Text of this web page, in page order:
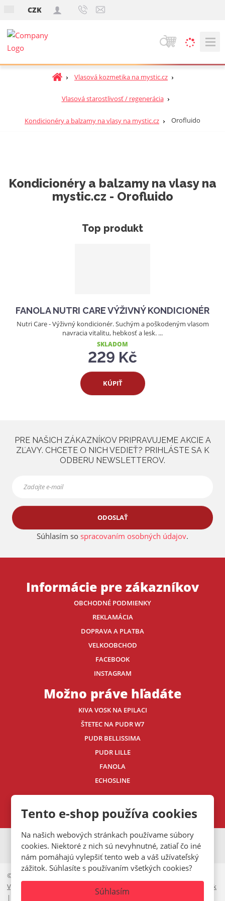
Tento e-shop používa cookies
Na našich webových stránkach používame súbory
cookies. Niektoré z nich sú nevyhnutné, zatiaľ čo iné
nám pomáhajú vylepšiť tento web a váš užívateľský
zážitok. Súhlasíte s používaním všetkých cookies?
Súhlasím
CZK
V
h
á
e
Ú
o
n
n
a
Vlasová kozmetika na mystic.cz
Vlasová starostlivosť / regenerácia
Kondicionéry a balzamy na vlasy na mystic.cz Orofluido
Kondicionéry a balzamy na vlasy na
mystic.cz - Orofluido
Top produkt
FANOLA NUTRI CARE VÝŽIVNÝ KONDICIONÉR
Nutri Care - Výživný kondicionér. Suchým a poškodeným vlasom
navracia vitalitu, hebkosť a lesk. ...
SKLADOM
229 Kč
KÚPIŤ
PRE NAŠICH ZÁKAZNÍKOV PRIPRAVUJEME AKCIE A
ZĽAVY. CHCETE O NICH VEDIEŤ? PRIHLÁSTE SA K
ODBERU NEWSLETTEROV.
ODOSLAŤ
Súhlasím so spracovaním osobných údajov.
Informácie pre zákazníkov
OBCHODNÉ PODMIENKY
REKLAMÁCIA
DOPRAVA A PLATBA
VELKOOBCHOD
FACEBOOK
INSTAGRAM
Možno práve hľadáte
KIVA VOSK NA EPILACI
ŠTETEC NA PUDR W7
PUDR BELLISSIMA
PUDR LILLE
FANOLA
ECHOSLINE
Kontaktujte nás
© 2026, Mystic.CZ s.r.o.
Vyhlásenie o prístupnosti
Ochrana osobných údajov
Mapa stránok
|
VISA MasterCardMaestro